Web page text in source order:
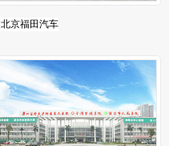
北京福田汽车